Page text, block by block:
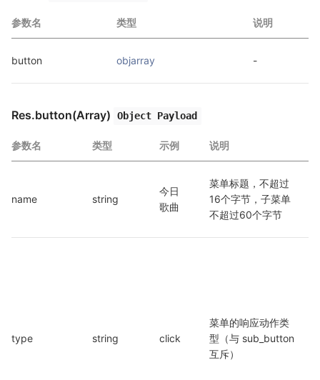
参数名 类型 说明
button objarray -
Res.button(Array) Object Payload
参数名 类型 示例 说明
name string
今日
歌曲
菜单标题，不超过
16个字节，子菜单
不超过60个字节
type string click
菜单的响应动作类
型（与 sub_button
互斥）